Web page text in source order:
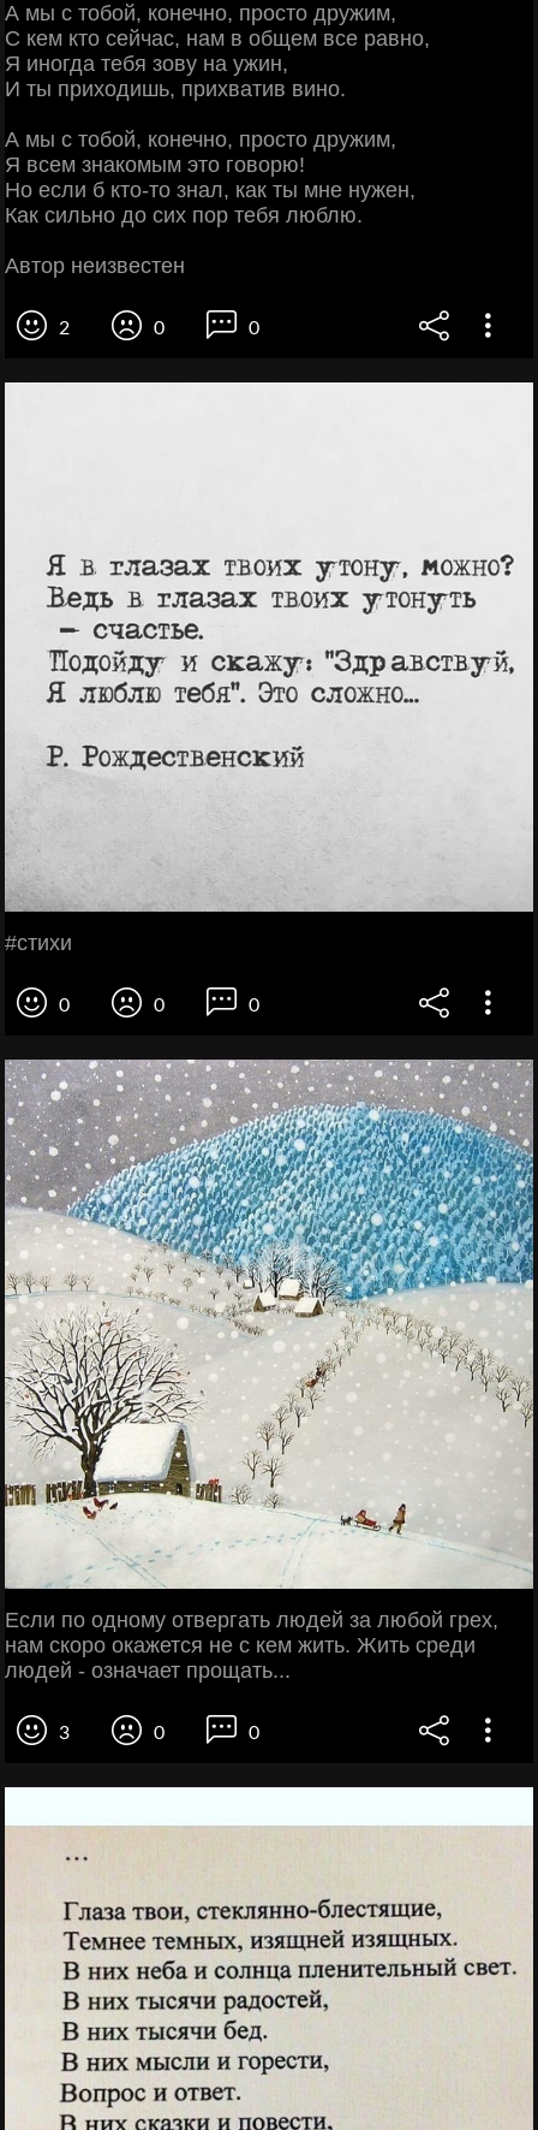
А мы с тобой, конечно, просто дружим,
С кем кто сейчас, нам в общем все равно,
Я иногда тебя зову на ужин,
И ты приходишь, прихватив вино.
А мы с тобой, конечно, просто дружим,
Я всем знакомым это говорю!
Но если б кто-то знал, как ты мне нужен,
Как сильно до сих пор тебя люблю.
Автор неизвестен
2 0 0
#стихи
0 0 0
Если по одному отвергать людей за любой грех,
нам скоро окажется не с кем жить. Жить среди
людей - означает прощать...
3 0 0